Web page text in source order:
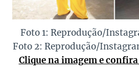
Foto 1: Reprodução/
Foto 2: Reprodução/
Clique na imagem e